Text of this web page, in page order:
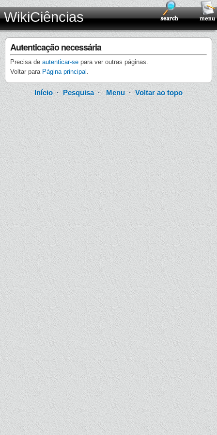
WikiCiências
Autenticação necessária
Precisa de autenticar-se para ver outras páginas.
Voltar para Página principal .
Início · Pesquisa·Menu ·Voltar ao topo